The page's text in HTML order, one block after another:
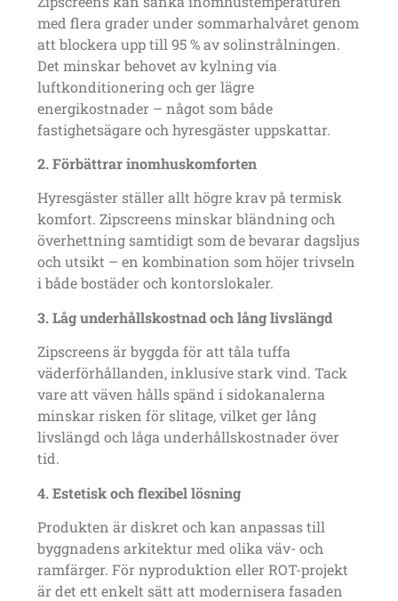
med flera grader under sommarhalvåret genom
att blockera upp till 95 % av solinstrålningen.
Det minskar behovet av kylning via
luftkonditionering och ger lägre
energikostnader – något som både
fastighetsägare och hyresgäster uppskattar.
2. Förbättrar inomhuskomforten
Hyresgäster ställer allt högre krav på termisk
komfort. Zipscreens minskar bländning och
överhettning samtidigt som de bevarar dagsljus
och utsikt – en kombination som höjer trivseln
i både bostäder och kontorslokaler.
3. Låg underhållskostnad och lång livslängd
Zipscreens är byggda för att tåla tuffa
väderförhållanden, inklusive stark vind. Tack
vare att väven hålls spänd i sidokanalerna
minskar risken för slitage, vilket ger lång
livslängd och låga underhållskostnader över
tid.
4. Estetisk och flexibel lösning
Produkten är diskret och kan anpassas till
byggnadens arkitektur med olika väv- och
ramfärger. För nyproduktion eller ROT-projekt
är det ett enkelt sätt att modernisera fasaden